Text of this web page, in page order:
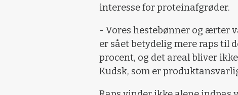
interesse for proteinafgrøder.
- Vores hestebønner og ærter
er sået betydelig mere raps til
procent, og det areal bliver
Kudsk, som er